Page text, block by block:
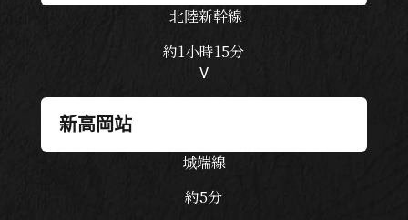
北陸新幹線
約1小時15分
V
新高岡站
城端線
約5分